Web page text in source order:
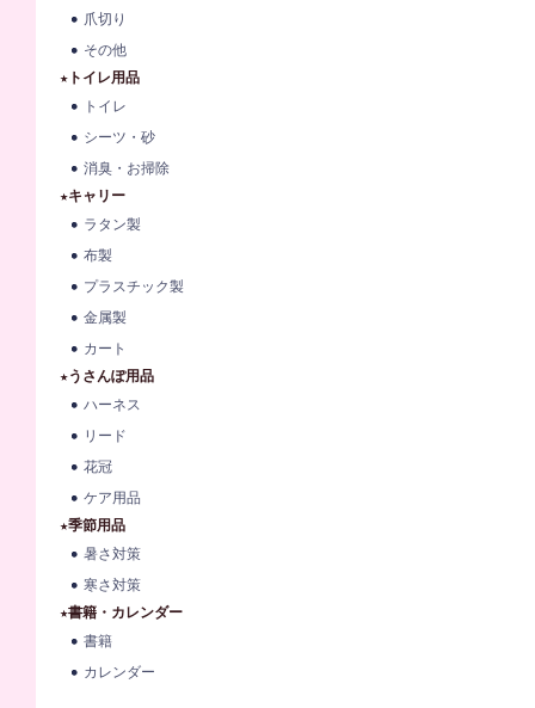
爪切り
その他
★トイレ用品
トイレ
シーツ・砂
消臭・お掃除
★キャリー
ラタン製
布製
プラスチック製
金属製
カート
★うさんぽ用品
ハーネス
リード
花冠
ケア用品
★季節用品
暑さ対策
寒さ対策
★書籍・カレンダー
書籍
カレンダー